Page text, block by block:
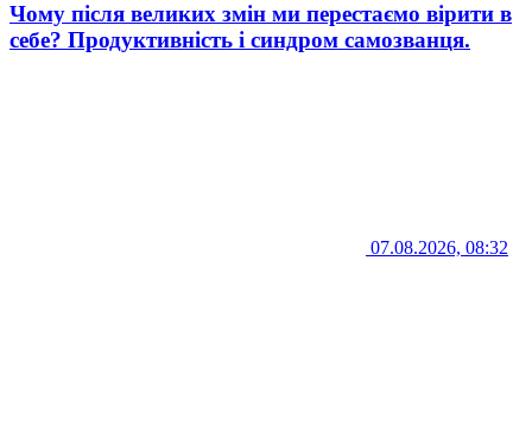
Чому після великих змін ми перестаємо вірити в
себе? Продуктивність і синдром самозванця.
07.08.2026, 08:32